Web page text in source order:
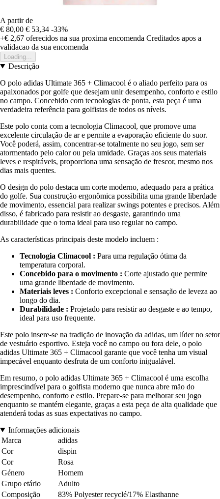
A partir de
€ 80,00 € 53,34 -33%
+€ 2,67 oferecidos na sua proxima encomenda Creditados apos a
validacao da sua encomenda
Loading...
Descrição
O polo adidas Ultimate 365 + Climacool é o aliado perfeito para os
apaixonados por golfe que desejam unir desempenho, conforto e estilo
no campo. Concebido com tecnologias de ponta, esta peça é uma
verdadeira referência para golfistas de todos os níveis.
Este polo conta com a tecnologia Climacool, que promove uma
excelente circulação de ar e permite a evaporação eficiente do suor.
Você poderá, assim, concentrar-se totalmente no seu jogo, sem ser
atormentado pelo calor ou pela umidade. Graças aos seus materiais
leves e respiráveis, proporciona uma sensação de frescor, mesmo nos
dias mais quentes.
O design do polo destaca um corte moderno, adequado para a prática
do golfe. Sua construção ergonômica possibilita uma grande liberdade
de movimento, essencial para realizar swings potentes e precisos. Além
disso, é fabricado para resistir ao desgaste, garantindo uma
durabilidade que o torna ideal para uso regular no campo.
As características principais deste modelo incluem :
Tecnologia Climacool : Para uma regulação ótima da
temperatura corporal.
Concebido para o movimento : Corte ajustado que permite
uma grande liberdade de movimento.
Materiais leves : Conforto excepcional e sensação de leveza ao
longo do dia.
Durabilidade : Projetado para resistir ao desgaste e ao tempo,
ideal para uso frequente.
Este polo insere-se na tradição de inovação da adidas, um líder no setor
de vestuário esportivo. Esteja você no campo ou fora dele, o polo
adidas Ultimate 365 + Climacool garante que você tenha um visual
impecável enquanto desfruta de um conforto inigualável.
Em resumo, o polo adidas Ultimate 365 + Climacool é uma escolha
imprescindível para o golfista moderno que nunca abre mão do
desempenho, conforto e estilo. Prepare-se para melhorar seu jogo
enquanto se mantém elegante, graças a esta peça de alta qualidade que
atenderá todas as suas expectativas no campo.
Informações adicionais
Marca
adidas
Cor
dispin
Cor
Rosa
Género
Homem
Grupo etário
Adulto
Composição
83% Polyester recyclé/17% Elasthanne